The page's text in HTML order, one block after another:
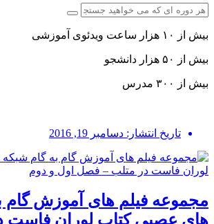
بیش از ۱۰ هزار ساعت ویدئوی آموزشی
بیش از ۵۰ هزار دانشجو
بیش از ۳۰۰ مدرس
تاریخ انتشار: دسامبر 19, 2016
مجموعه فیلم های آموزش گام
های عصبی کتاب لوران فاست